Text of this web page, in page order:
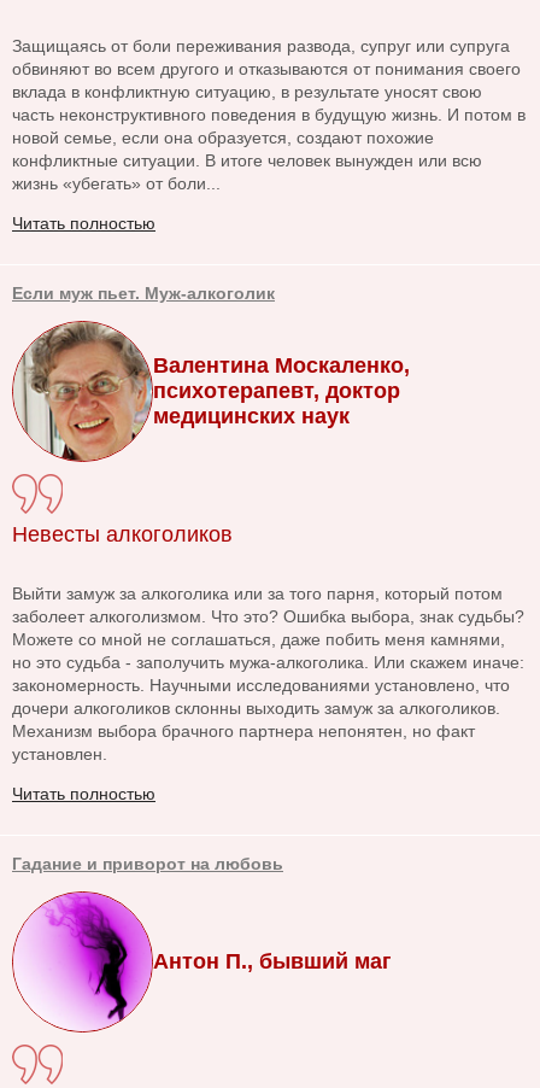
Защищаясь от боли переживания развода, супруг или супруга
обвиняют во всем другого и отказываются от понимания своего
вклада в конфликтную ситуацию, в результате уносят свою
часть неконструктивного поведения в будущую жизнь. И потом в
новой семье, если она образуется, создают похожие
конфликтные ситуации. В итоге человек вынужден или всю
жизнь «убегать» от боли...
Читать полностью
Если муж пьет. Муж-алкоголик
Валентина Москаленко,
психотерапевт, доктор
медицинских наук
Невесты алкоголиков
Выйти замуж за алкоголика или за того парня, который потом
заболеет алкоголизмом. Что это? Ошибка выбора, знак судьбы?
Можете со мной не соглашаться, даже побить меня камнями,
но это судьба - заполучить мужа-алкоголика. Или скажем иначе:
закономерность. Научными исследованиями установлено, что
дочери алкоголиков склонны выходить замуж за алкоголиков.
Механизм выбора брачного партнера непонятен, но факт
установлен.
Читать полностью
Гадание и приворот на любовь
Антон П., бывший маг